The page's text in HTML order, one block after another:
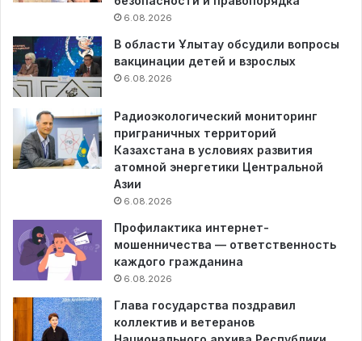
6.08.2026
В области Ұлытау обсудили вопросы
вакцинации детей и взрослых
6.08.2026
Радиоэкологический мониторинг
приграничных территорий
Казахстана в условиях развития
атомной энергетики Центральной
Азии
6.08.2026
Профилактика интернет-
мошенничества — ответственность
каждого гражданина
6.08.2026
Глава государства поздравил
коллектив и ветеранов